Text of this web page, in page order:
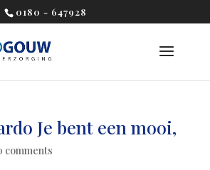
0180 - 647928
Je bent een mooi,
comments